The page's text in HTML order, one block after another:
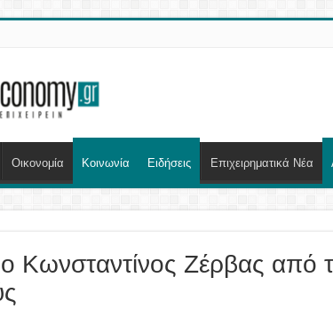
Οικονομία Κοινωνία Ειδήσεις Επιχειρηματικά Νέα
ο Κωνσταντίνος Ζέρβας από